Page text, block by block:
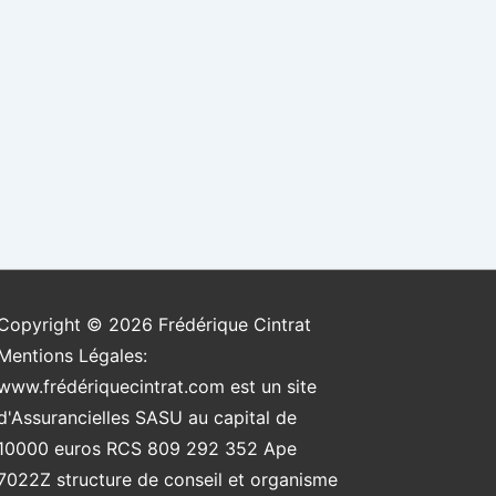
© 2026 Frédérique Cintrat
Légales:
est un site
SASU au capital de
euros RCS 809 292 352 Ape
structure de conseil et organisme